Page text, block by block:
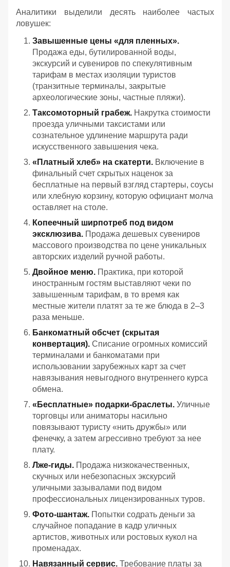
Аналитики выделили десять наиболее частых
ловушек:
Завышенные цены «для пленных».
Продажа еды, бутилированной воды,
экскурсий и сувениров по спекулятивным
тарифам в местах изоляции туристов
(транзитные терминалы, закрытые
археологические зоны, частные пляжи).
Таксомоторный грабеж. Накрутка стоимости
проезда уличными таксистами или
сознательное удлинение маршрута ради
искусственного завышения чека.
«Платный хлеб» на скатерти. Включение в
финальный счет скрытых наценок за
бесплатные на первый взгляд стартеры, соусы
или хлебную корзину, которую официант молча
оставляет на столе.
Копеечный ширпотреб под видом
эксклюзива. Продажа дешевых сувениров
массового производства по цене уникальных
авторских изделий ручной работы.
Двойное меню. Практика, при которой
иностранным гостям выставляют чеки по
завышенным тарифам, в то время как
местные жители платят за те же блюда в 2–3
раза меньше.
Банкоматный обсчет (скрытая
конвертация). Списание огромных комиссий
терминалами и банкоматами при
использовании зарубежных карт за счет
навязывания невыгодного внутреннего курса
обмена.
«Бесплатные» подарки-браслеты. Уличные
торговцы или аниматоры насильно
повязывают туристу «нить дружбы» или
фенечку, а затем агрессивно требуют за нее
плату.
Лже-гиды. Продажа низкокачественных,
скучных или небезопасных экскурсий
уличными зазывалами под видом
профессиональных лицензированных туров.
Фото-шантаж. Попытки содрать деньги за
случайное попадание в кадр уличных
артистов, животных или ростовых кукол на
променадах.
Навязанный сервис. Требование платы за